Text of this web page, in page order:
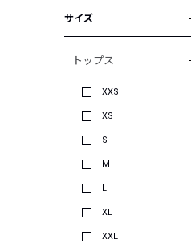
サイズ
トップス
XXS
XS
S
M
L
XL
XXL